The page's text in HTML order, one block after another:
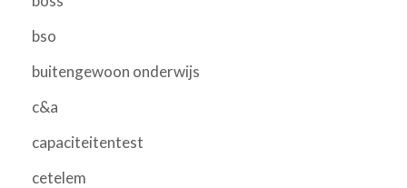
bso
buitengewoon onderwijs
c&a
capaciteitentest
cetelem